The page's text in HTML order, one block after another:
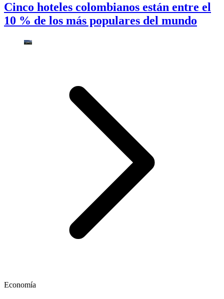
Cinco hoteles colombianos están entre el
10 % de los más populares del mundo
Economía